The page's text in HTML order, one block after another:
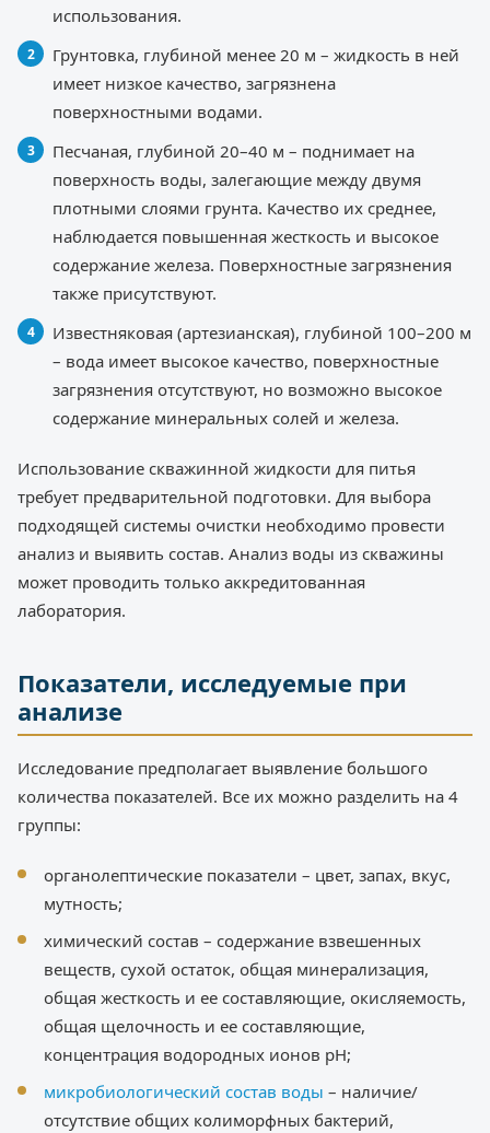
использования.
Грунтовка, глубиной менее 20 м – жидкость в ней
имеет низкое качество, загрязнена
поверхностными водами.
Песчаная, глубиной 20–40 м – поднимает на
поверхность воды, залегающие между двумя
плотными слоями грунта. Качество их среднее,
наблюдается повышенная жесткость и высокое
содержание железа. Поверхностные загрязнения
также присутствуют.
Известняковая (артезианская), глубиной 100–200 м
– вода имеет высокое качество, поверхностные
загрязнения отсутствуют, но возможно высокое
содержание минеральных солей и железа.
Использование скважинной жидкости для питья
требует предварительной подготовки. Для выбора
подходящей системы очистки необходимо провести
анализ и выявить состав. Анализ воды из скважины
может проводить только аккредитованная
лаборатория.
Показатели, исследуемые при
анализе
Исследование предполагает выявление большого
количества показателей. Все их можно разделить на 4
группы:
органолептические показатели – цвет, запах, вкус,
мутность;
химический состав – содержание взвешенных
веществ, сухой остаток, общая минерализация,
общая жесткость и ее составляющие, окисляемость,
общая щелочность и ее составляющие,
концентрация водородных ионов pH;
микробиологический состав воды – наличие/
отсутствие общих колиморфных бактерий,